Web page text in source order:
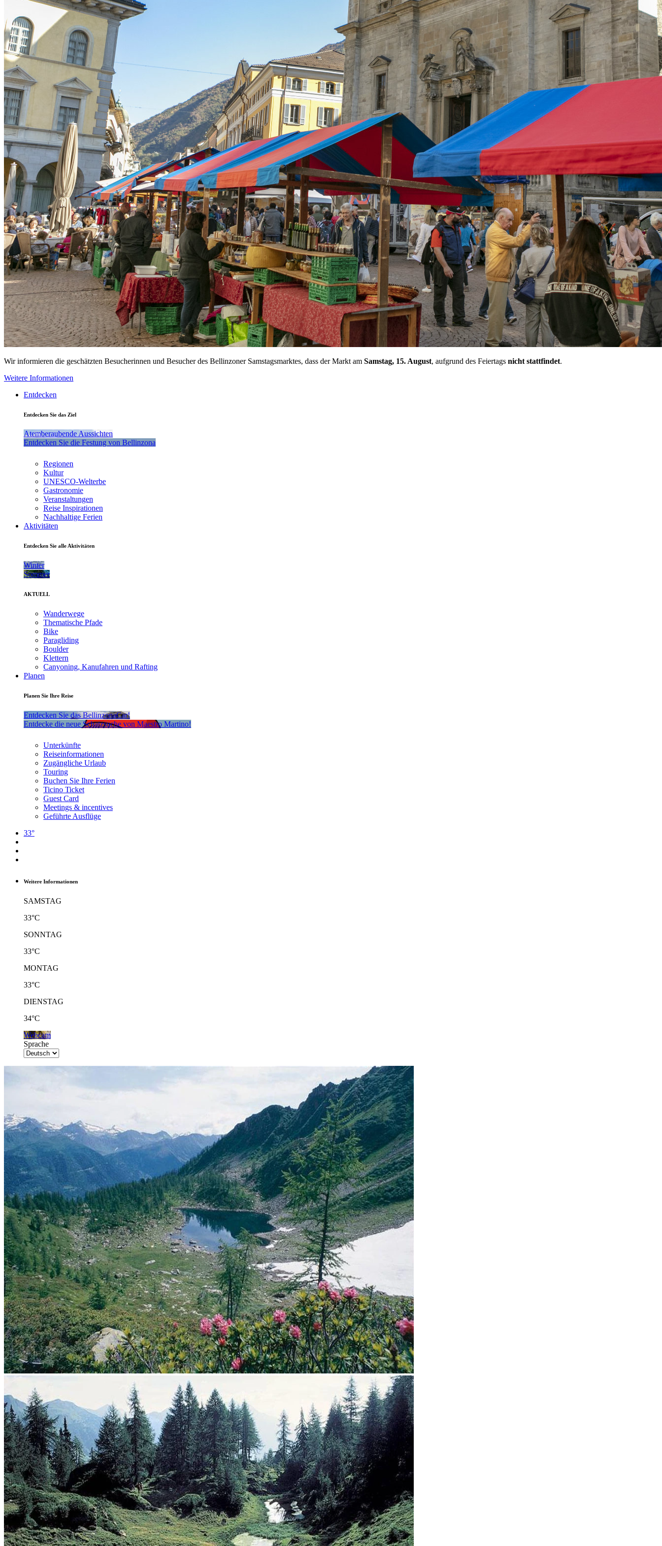
Wir informieren die geschätzten Besucherinnen und Besucher des Bellinzoner Samstagsmarktes, dass der Markt am Samstag, 15. August, aufgrund des Feiertags nicht stattfindet.
Weitere Informationen
Entdecken
Entdecken Sie das Ziel
Atemberaubende Aussichten
Entdecken Sie die Festung von Bellinzona
Regionen
Kultur
UNESCO-Welterbe
Gastronomie
Veranstaltungen
Reise Inspirationen
Nachhaltige Ferien
Aktivitäten
Entdecken Sie alle Aktivitäten
Winter
Sommer
AKTUELL
Wanderwege
Thematische Pfade
Bike
Paragliding
Boulder
Klettern
Canyoning, Kanufahren und Rafting
Planen
Planen Sie Ihre Reise
Entdecken Sie das BellinzonaCar!
Entdecke die neue Schatzsuche von Maestro Martino!
Unterkünfte
Reiseinformationen
Zugängliche Urlaub
Touring
Buchen Sie Ihre Ferien
Ticino Ticket
Guest Card
Meetings & incentives
Geführte Ausflüge
33°
Weitere Informationen
SAMSTAG
33°C
SONNTAG
33°C
MONTAG
33°C
DIENSTAG
34°C
Webcam
Sprache